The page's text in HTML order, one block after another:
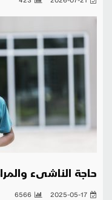
حاجة الناشىء
2025-05-17
6566